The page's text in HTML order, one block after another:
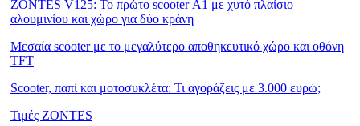
ZONTES V125: Το πρώτο scooter Α1 με χυτό πλαίσιο
αλουμινίου και χώρο για δύο κράνη
Μεσαία scooter με το μεγαλύτερο αποθηκευτικό χώρο και οθόνη
TFT
Scooter, παπί και μοτοσυκλέτα: Τι αγοράζεις με 3.000 ευρώ;
Τιμές ZONTES